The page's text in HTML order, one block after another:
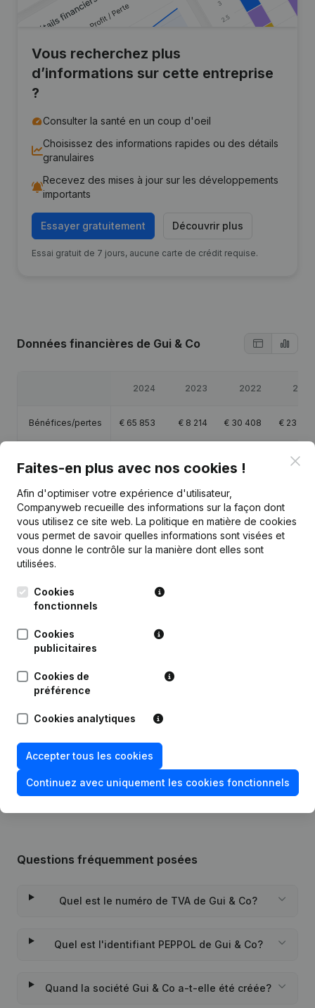
Vous recherchez plus
d’informations sur cette entreprise
?
Consulter la santé en un coup d'oeil
Choisissez des informations rapides ou des détails
granulaires
Recevez des mises à jour sur les développements
importants
Essayer gratuitement Découvrir plus
Essai gratuit de 7 jours, aucune carte de crédit requise.
Données financières de Gui & Co
2024 2023 2022 2021
Bénéfices/pertes € 65 853 € 8 214 € 30 408 € 23 815
21 326
Marge brute €91 701 €18 572 €
Modification Forme Juridique -
09-08-2019 Siège Social
Rubrique Constitution (Nouvelle
Personne Morale, Ouverture
Succursale, etc...)
Questions fréquemment posées
Quel est le numéro de TVA de Gui & Co?
Quel est l'identifiant PEPPOL de Gui & Co?
Quand la société Gui & Co a-t-elle été créée?
Faites-en plus avec nos cookies !
Afin d'optimiser votre expérience d'utilisateur,
Companyweb recueille des informations sur la façon dont
vous utilisez ce site web. La politique en matière de cookies
vous permet de savoir quelles informations sont visées et
vous donne le contrôle sur la manière dont elles sont
utilisées.
Cookies
fonctionnels
Cookies
publicitaires
Cookies de
préférence
Cookies analytiques
Accepter tous les cookies
Continuez avec uniquement les cookies fonctionnels